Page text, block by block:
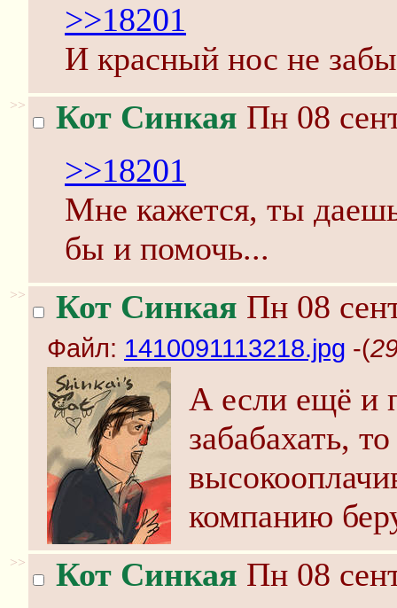
>>18201
И красный нос не
>> Кот Синкая Пн 08
>>18201
Мне кажется, ты
бы и помочь...
>> Кот Синкая Пн 08
Файл: 1410091113218.jpg -(
А если ещё и
забабахать,
компанию
>> Кот Синкая Пн 08